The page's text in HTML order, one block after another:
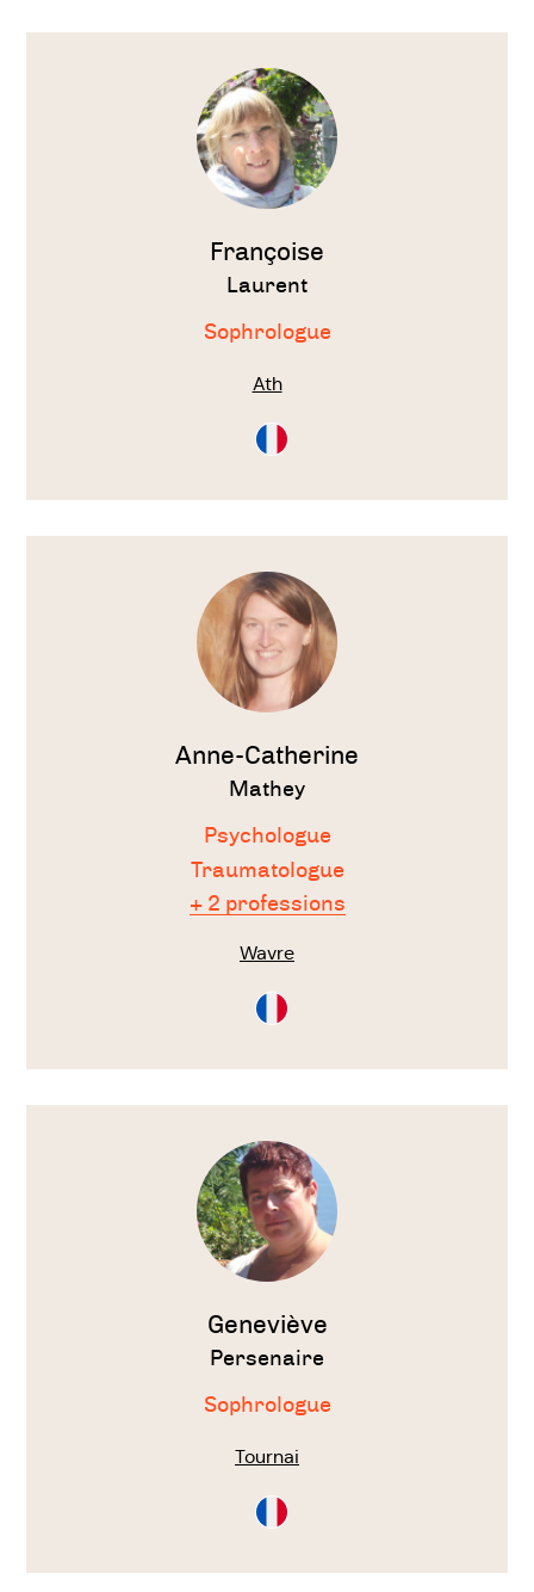
Voir
Françoise
Laurent
Sophrologue
Ath
Consultation
en
Voir
Anne-Catherine
Mathey
Psychologue
Traumatologue
+ 2 professions
Wavre
Consultation
en
Voir
Geneviève
Persenaire
Sophrologue
Tournai
Consultation
en